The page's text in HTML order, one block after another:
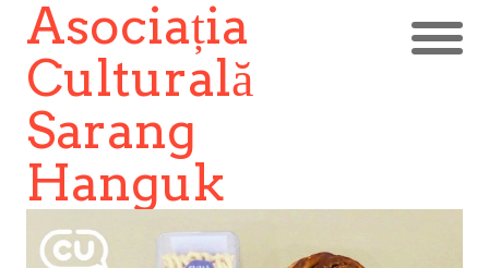
Asociația
Culturală
Sarang
Hanguk